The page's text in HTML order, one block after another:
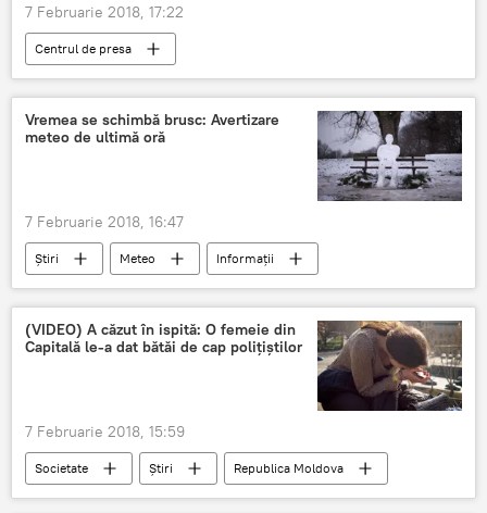
7 Februarie 2018, 17:22
Centrul de presa
Vremea se schimbă brusc: Avertizare
meteo de ultimă oră
7 Februarie 2018, 16:47
Știri Meteo
Informații
Republica Moldova
avertizarea meteo
alerta
vremea
cosmar
precipitatii puternice
cod galben
(VIDEO) A căzut în ispită: O femeie din
Capitală le-a dat bătăi de cap polițiștilor
7 Februarie 2018, 15:59
Societate Știri
Republica Moldova
Chisinau
25 de ani capitala